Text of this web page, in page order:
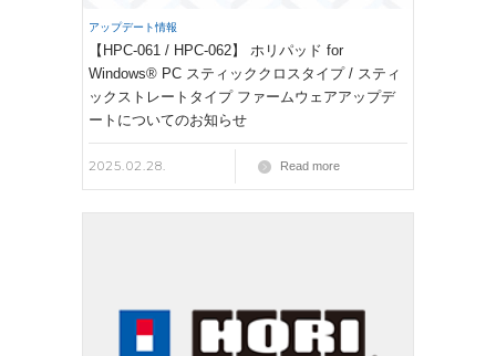
アップデート情報
【HPC-061 / HPC-062】 ホリパッド for
Windows® PC スティッククロスタイプ / スティ
ックストレートタイプ ファームウェアアップデ
ートについてのお知らせ
2025.02.28. Read more